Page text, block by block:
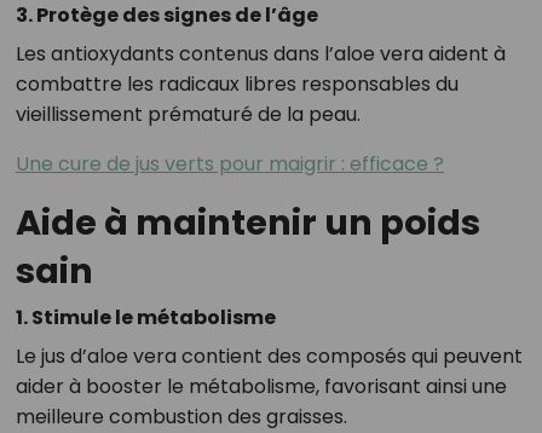
3. Protège des signes de l’âge
Les antioxydants contenus dans l’aloe vera aident à
combattre les radicaux libres responsables du
vieillissement prématuré de la peau.
Une cure de jus verts pour maigrir : efficace ?
Aide à maintenir un poids
sain
1. Stimule le métabolisme
Le jus d’aloe vera contient des composés qui peuvent
aider à booster le métabolisme, favorisant ainsi une
meilleure combustion des graisses.